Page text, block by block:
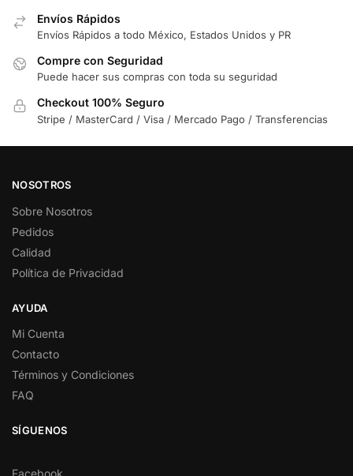
Envíos Rápidos
Envíos Rápidos a todo México, Estados Unidos y PR
Compre con Seguridad
Puede hacer sus compras con toda su seguridad
Checkout 100% Seguro
Stripe / MasterCard / Visa / Mercado Pago / Transferencias
NOSOTROS
Sobre Nosotros
Pedidos
Calidad
Política de Privacidad
AYUDA
Mi Cuenta
Contacto
Términos y Condiciones
FAQ
SÍGUENOS
Facebook